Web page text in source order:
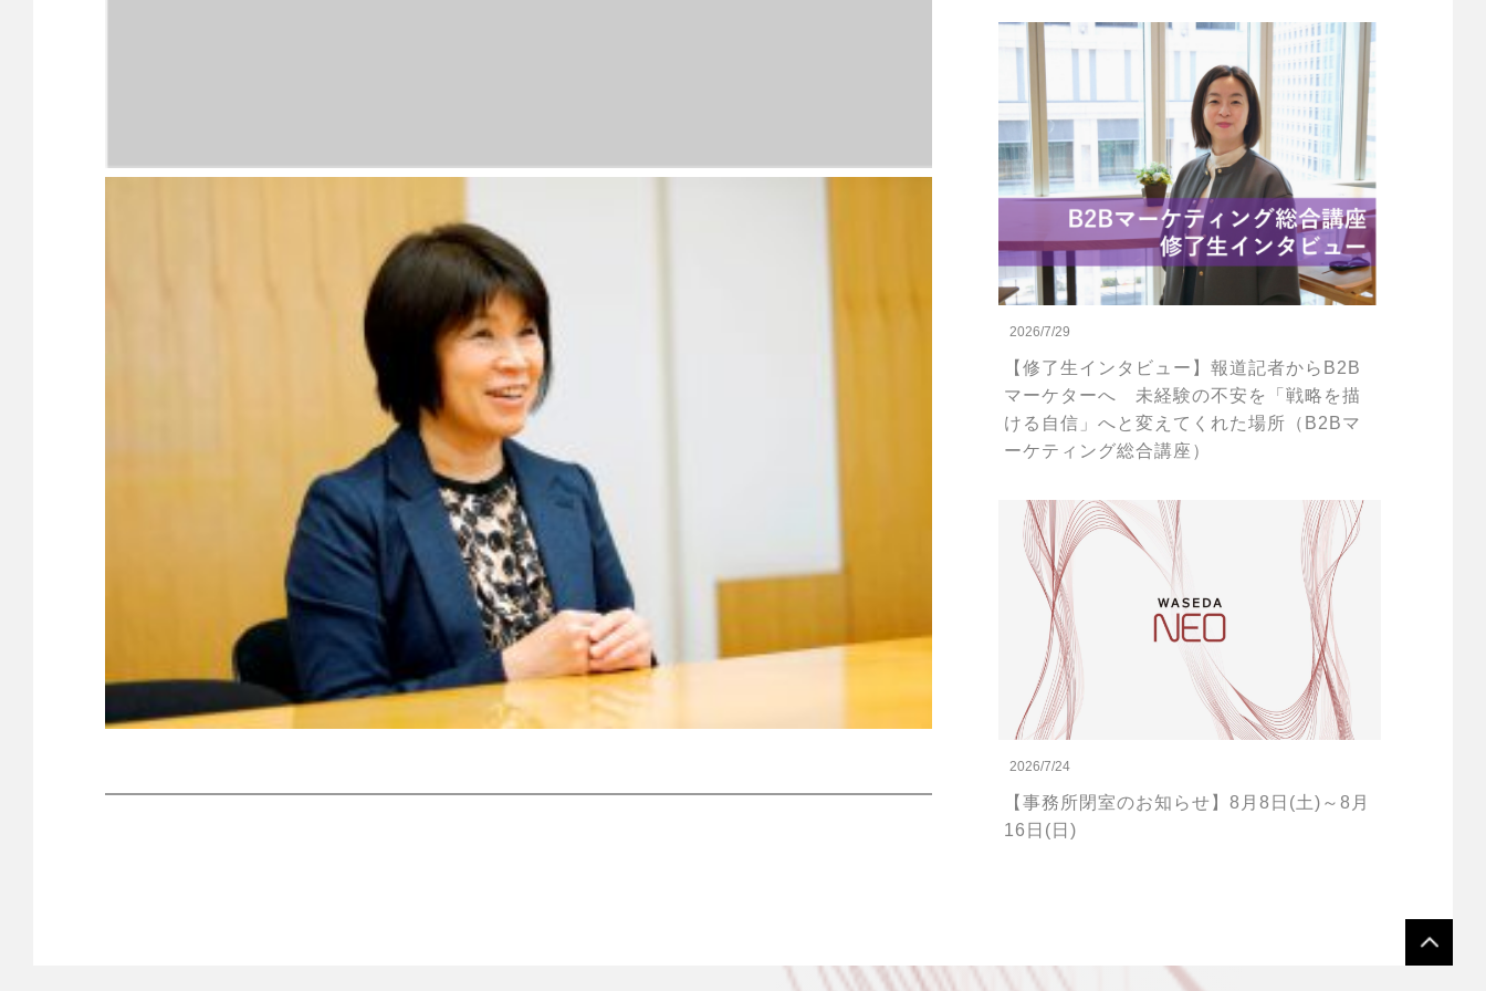
2026/7/29
【修了生インタビュー】報道記者からB2B
マーケターへ 未経験の不安を「戦略を描
ける自信」へと変えてくれた場所（B2Bマ
ーケティング総合講座）
2026/7/24
【事務所閉室のお知らせ】8月8日(土)～8月
16日(日)